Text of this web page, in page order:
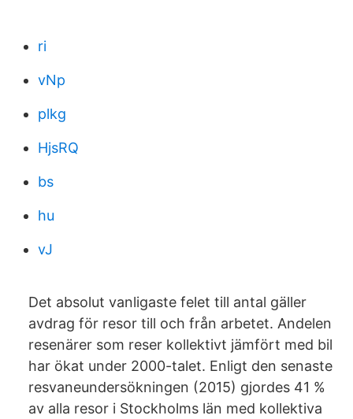
ri
vNp
plkg
HjsRQ
bs
hu
vJ
Det absolut vanligaste felet till antal gäller
avdrag för resor till och från arbetet. Andelen
resenärer som reser kollektivt jämfört med bil
har ökat under 2000-talet. Enligt den senaste
resvaneundersökningen (2015) gjordes 41 %
av alla resor i Stockholms län med kollektiva